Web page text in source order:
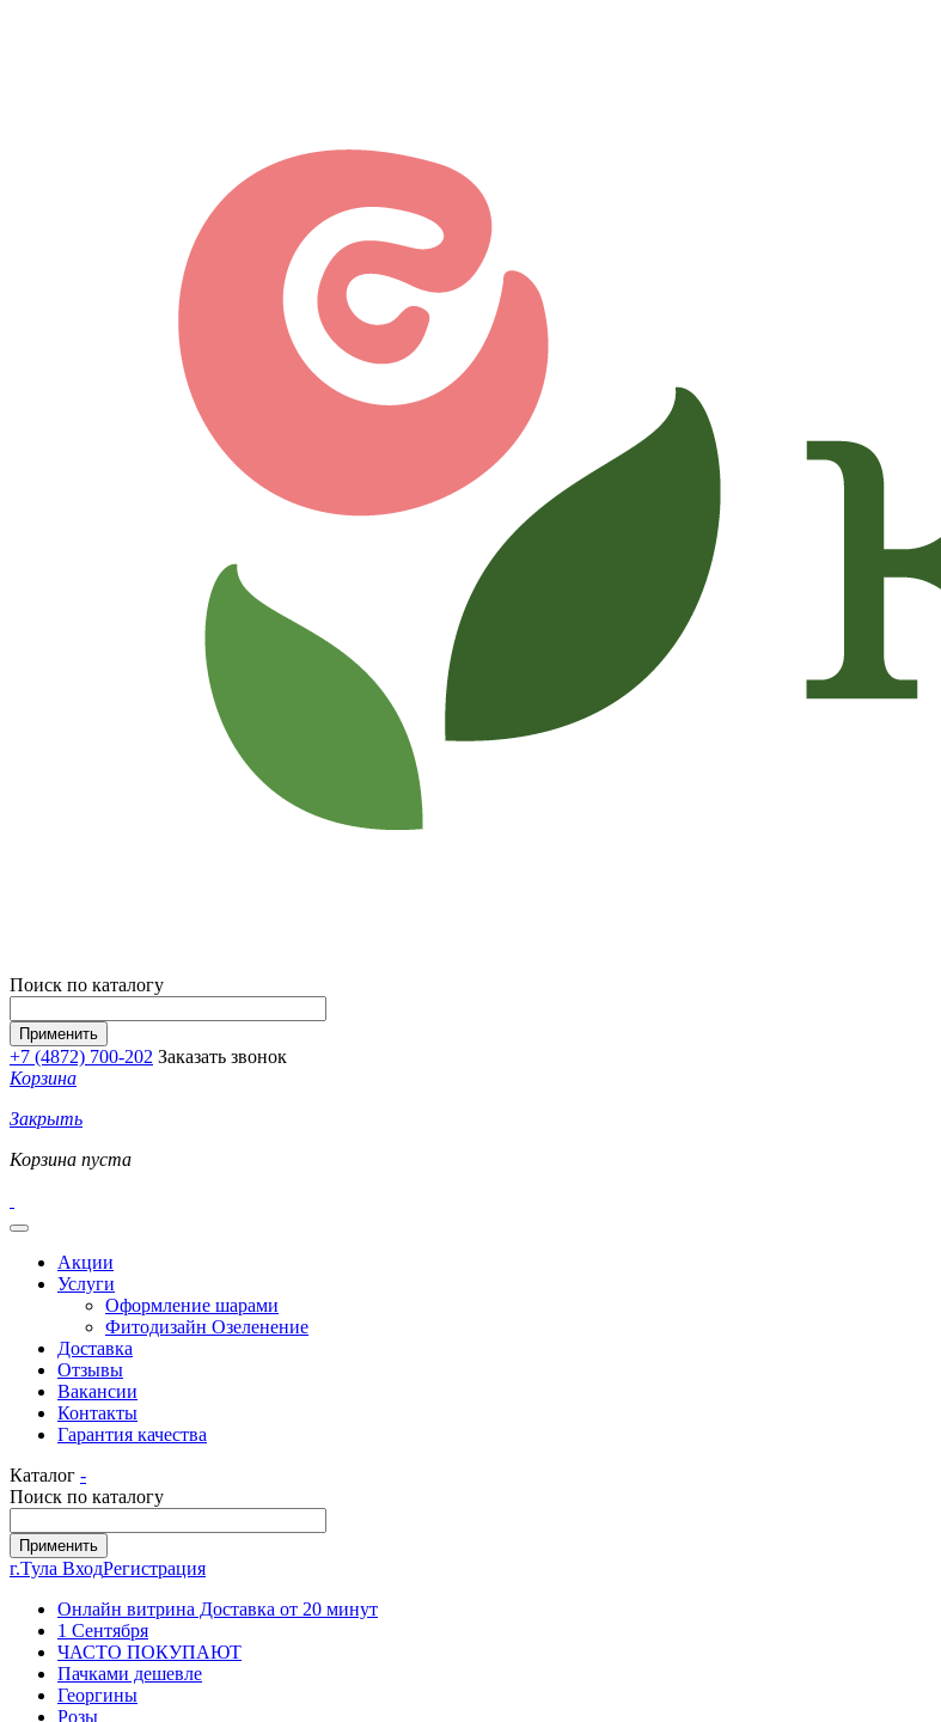
Поиск по каталогу
+7 (4872) 700-202 Заказать звонок
Корзина
Закрыть
Корзина пуста
Акции
Услуги
Оформление шарами
Фитодизайн Озеленение
Доставка
Отзывы
Вакансии
Контакты
Гарантия качества
Каталог -
Поиск по каталогу
г.Тула ВходРегистрация
Онлайн витрина Доставка от 20 минут
1 Сентября
ЧАСТО ПОКУПАЮТ
Пачками дешевле
Георгины
Розы